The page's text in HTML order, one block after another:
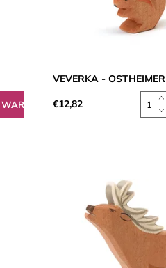
VEVERKA - OSTHEIMER
€12,82